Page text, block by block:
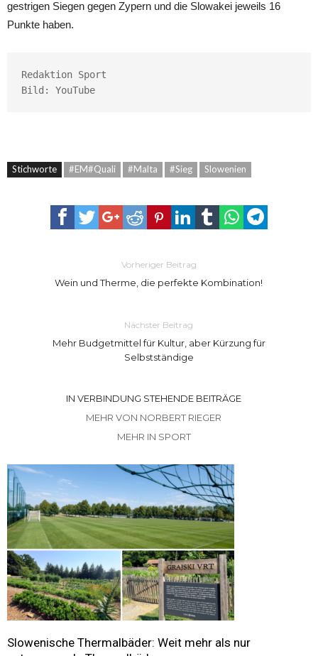
gestrigen Siegen gegen Zypern und die Slowakei jeweils 16
Punkte haben.
Redaktion Sport
Bild: YouTube
Stichworte #EM#Quali #Malta #Sieg Slowenien
Vorheriger Beitrag
Wein und Therme, die perfekte Kombination!
Nächster Beitrag
Mehr Budgetmittel für Kultur, aber Kürzung für
Selbstständige
IN VERBINDUNG STEHENDE BEITRÄGE
MEHR VON NORBERT RIEGER
MEHR IN SPORT
Slowenische Thermalbäder: Weit mehr als nur